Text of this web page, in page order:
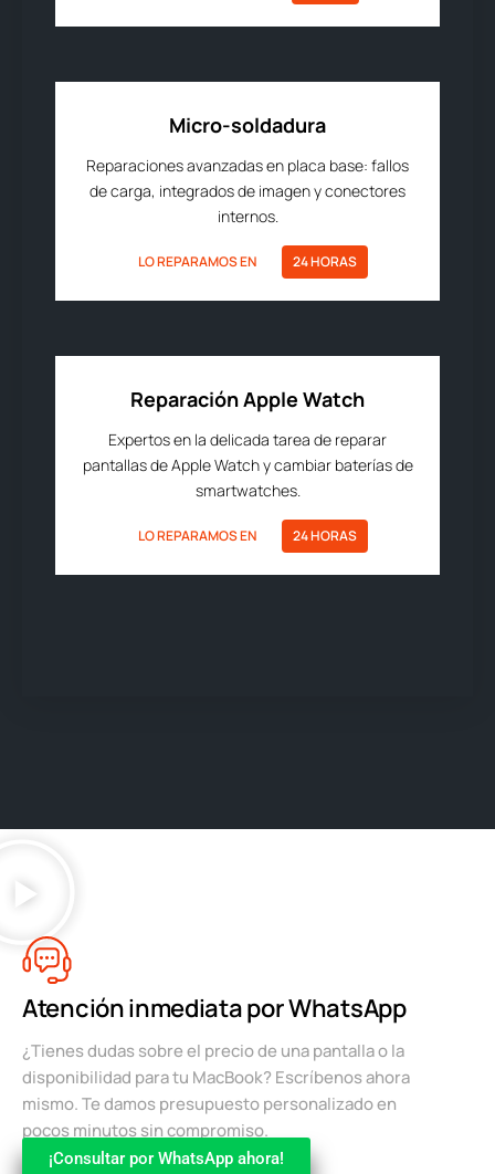
Micro-soldadura
Reparaciones avanzadas en placa base: fallos
de carga, integrados de imagen y conectores
internos.
LO REPARAMOS EN 24 HORAS
Reparación Apple Watch
Expertos en la delicada tarea de reparar
pantallas de Apple Watch y cambiar baterías de
smartwatches.
LO REPARAMOS EN 24 HORAS
Atención inmediata por WhatsApp
¿Tienes dudas sobre el precio de una pantalla o la
disponibilidad para tu MacBook? Escríbenos ahora
mismo. Te damos presupuesto personalizado en
pocos minutos sin compromiso.
¡Consultar por WhatsApp ahora!